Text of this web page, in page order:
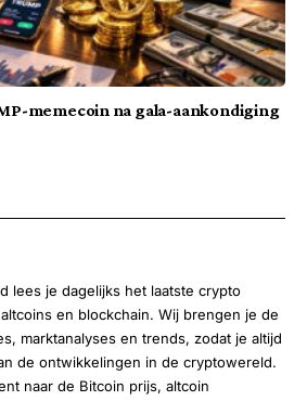
memecoin na gala-aankondiging
lees je dagelijks het laatste crypto
en blockchain. Wij brengen je de
marktanalyses en trends, zodat je altijd
de ontwikkelingen in de cryptowereld.
naar de Bitcoin prijs, altcoin